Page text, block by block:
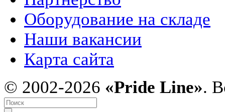
Оборудование на складе
Наши вакансии
Карта сайта
© 2002-2026 «Pride Line».